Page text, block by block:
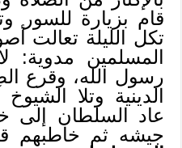
قام بزيارة للسور
تكل الليلة تعالت
المسلمين مدوية:
رسول الله، وقرع
الدينية وتلا
عاد السلطان إلى
جيشه ثم خاطبهم